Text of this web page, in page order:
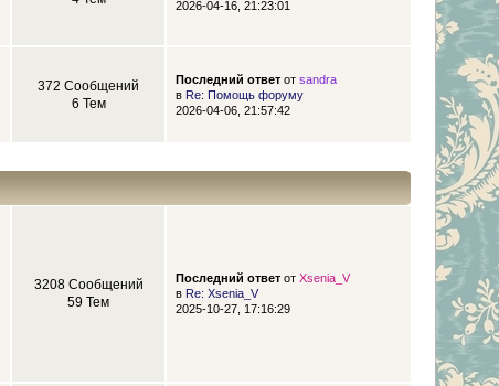
2026-04-16, 21:23:01
372 Сообщений
6 Тем
Последний ответот sandra
в Re: Помощь форуму
2026-04-06, 21:57:42
3208 Сообщений
59 Тем
Последний ответот Xsenia_V
в Re: Xsenia_V
2025-10-27, 17:16:29